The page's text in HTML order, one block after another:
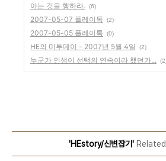
아는 것을 행하라. (6)
2007-05-07 플레이톡 (2)
2007-05-05 플레이톡 (0)
HE의 미투데이 - 2007년 5월 4일 (2)
누군가 인생이 선택의 연속이라 했던가...
'HEstory/신변잡기'